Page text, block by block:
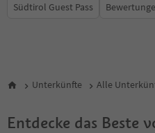
Südtirol Guest Pass
Unterkünfte Alle
Entdecke das Beste